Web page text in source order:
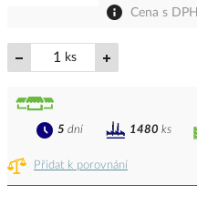
Cena s DPH
ks
Přidat k porovnání
5 dní 1480 ks